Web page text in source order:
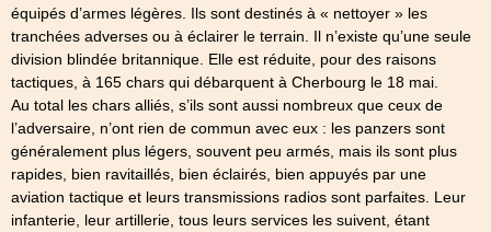
équipés d’armes légères. Ils sont destinés à « nettoyer » les
tranchées adverses ou à éclairer le terrain. Il n’existe qu’une seule
division blindée britannique. Elle est réduite, pour des raisons
tactiques, à 165 chars qui débarquent à Cherbourg le 18 mai.
Au total les chars alliés, s’ils sont aussi nombreux que ceux de
l’adversaire, n’ont rien de commun avec eux : les panzers sont
généralement plus légers, souvent peu armés, mais ils sont plus
rapides, bien ravitaillés, bien éclairés, bien appuyés par une
aviation tactique et leurs transmissions radios sont parfaites. Leur
infanterie, leur artillerie, tous leurs services les suivent, étant